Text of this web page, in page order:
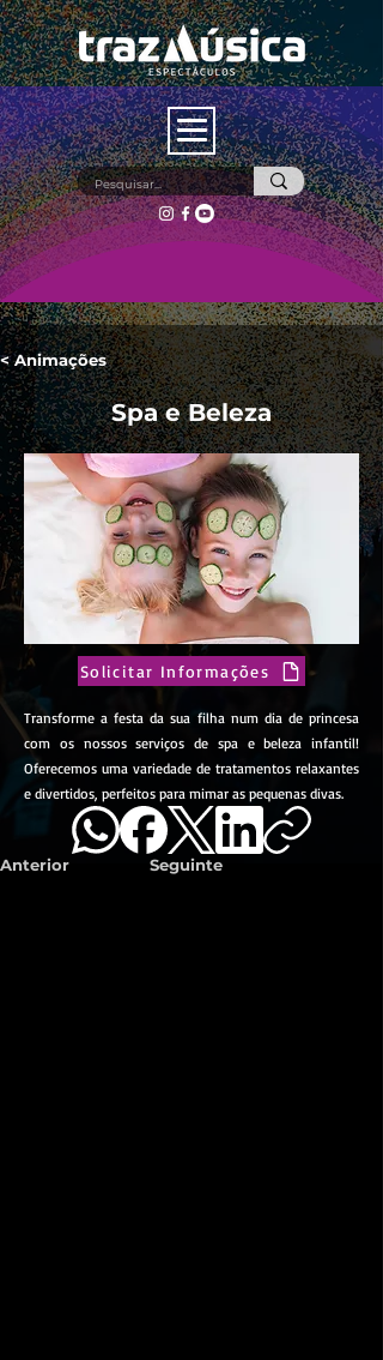
< Animações
Spa e Beleza
Solicitar Informações
Transforme a festa da sua filha num dia de princesa
com os nossos serviços de spa e beleza infantil!
Oferecemos uma variedade de tratamentos relaxantes
e divertidos, perfeitos para mimar as pequenas divas.
Anterior Seguinte